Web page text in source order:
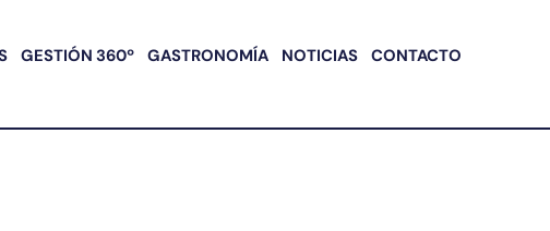
GESTIÓN 360º GASTRONOMÍA NOTICIAS CONTACTO